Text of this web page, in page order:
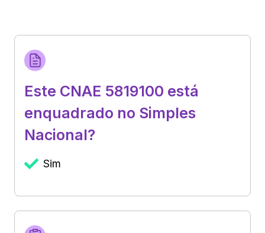
Este CNAE 5819100 está
enquadrado no Simples
Nacional?
Sim